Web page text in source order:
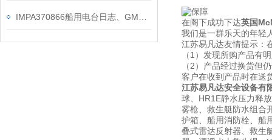
在阁下成功下达英国
我们是一群乐天的年轻
江苏易凡达友情提示：
（1）发现所购产品有
（2）产品经过换货但
客户在收到产品时在送
江苏易凡达安全设备有
球、HR1E静水压力释
雾枪、救生艇防水组合
护箱、船用消防栓、船
叠式雷达反射器、救生